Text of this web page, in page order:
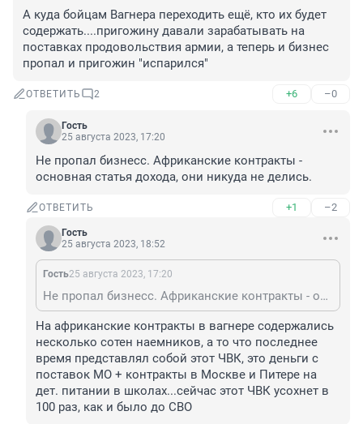
А куда бойцам Вагнера переходить ещё, кто их будет
содержать....пригожину давали зарабатывать на
поставках продовольствия армии, а теперь и бизнес
пропал и пригожин "испарился"
ОТВЕТИТЬ 2 +6 –0
Гость
25 августа 2023, 17:20
Не пропал бизнесс. Африканские контракты -
основная статья дохода, они никуда не делись.
ОТВЕТИТЬ +1 –2
Гость
25 августа 2023, 18:52
Гость25 августа 2023, 17:20
Не пропал бизнесс. Африканские контракты - основная статья дохода, они никуда не делись.
На африканские контракты в вагнере содержались
несколько сотен наемников, а то что последнее
время представлял собой этот ЧВК, это деньги с
поставок МО + контракты в Москве и Питере на
дет. питании в школах...сейчас этот ЧВК усохнет в
100 раз, как и было до СВО